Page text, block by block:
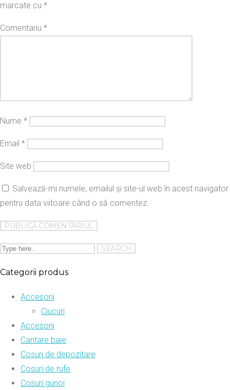
marcate cu *
Comentariu *
Nume *
Email *
Site web
Salvează-mi numele, emailul și site-ul web în acest navigator
pentru data viitoare când o să comentez.
Categorii produs
Accesorii
Ciucuri
Accesorii
Cantare baie
Cosuri de depozitare
Cosuri de rufe
Cosuri gunoi